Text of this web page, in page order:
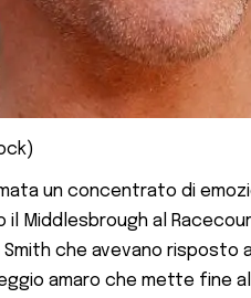
un concentrato di
il Middlesbrough al
che avevano
amaro che mette fine